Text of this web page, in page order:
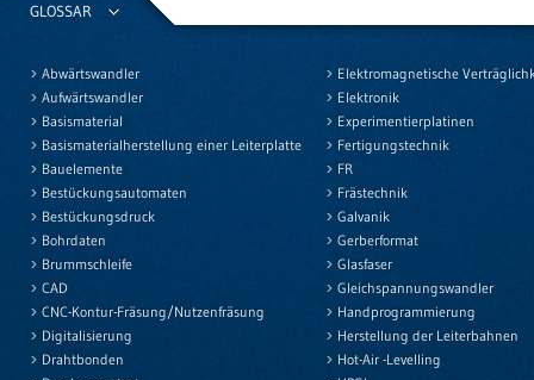
GLOSSAR
Abwärtswandler
Aufwärtswandler
Basismaterial
Basismaterialherstellung einer Leiterplatte
Bauelemente
Bestückungsautomaten
Bestückungsdruck
Bohrdaten
Brummschleife
CAD
CNC-Kontur-Fräsung/Nutzenfräsung
Digitalisierung
Drahtbonden
Elektromagnetische
Elektronik
Experimentierplatinen
Fertigungstechnik
FR
Frästechnik
Galvanik
Gerberformat
Glasfaser
Gleichspannungswandler
Handprogrammierung
Herstellung der Leiterbahnen
Hot-Air -Levelling